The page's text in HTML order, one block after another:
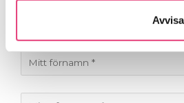
Avvisa
Fält markerade med en*är